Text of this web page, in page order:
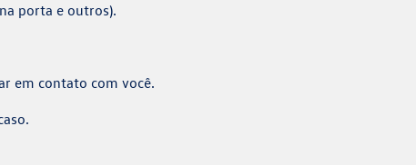
porta e outros).
em contato com você.